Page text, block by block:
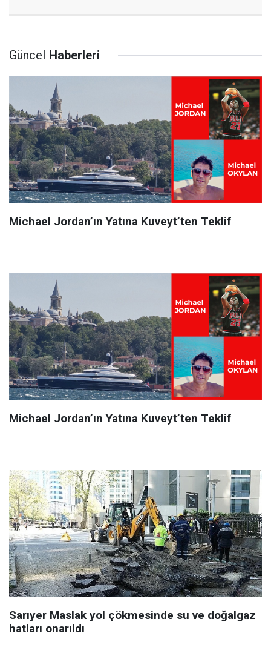
Güncel Haberleri
Michael Jordan’ın Yatına Kuveyt’ten Teklif
Michael Jordan’ın Yatına Kuveyt’ten Teklif
Sarıyer Maslak yol çökmesinde su ve doğalgaz
hatları onarıldı